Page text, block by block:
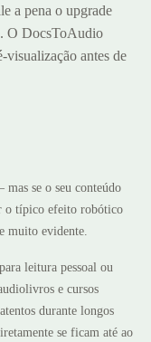
a pena o upgrade
O DocsToAudio
antes de
se o seu conteúdo
o típico efeito robótico
muito evidente.
leitura pessoal ou
e cursos
durante longos
se ficam até ao